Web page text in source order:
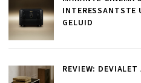
INTERESSANTSTE
GELUID
REVIEW: